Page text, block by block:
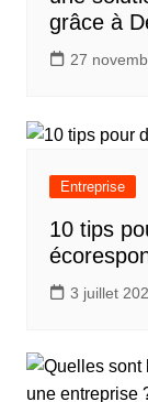
grâce à
27
Entreprise
10 tips
3 juillet